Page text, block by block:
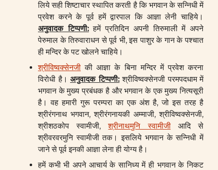
लिये सही शिष्टाचार स्थापित करती है कि भगवान के सन्निधी में
प्रवेश करने के पूर्व हमें द्वारपाल कि आज्ञा लेनी चाहिये।
अनुवादक टिप्पणी:हमें प्रतिदिन अपनी तिरुमाली में अपने
पेरुमाल के तिरुवाराधन से पूर्व भी, इस पाशुर के गान के पश्चात
ही मन्दिर के पट खोलने चाहिये।
श्रीविष्वक्सेनजी की आज्ञा के बिना मन्दिर में प्रवेश करना
विरोधी है। अनुवादक टिप्पणी:श्रीविष्वक्सेनजी परमपदधाम में
भगवान के मुख्य प्रबंधक है और भगवान के एक मुख्य नित्यसूरी
है। वह हमारी गुरू परम्परा का एक अंश है, जो इस तरह है
श्रीरंगनाथ भगवान, श्रीरंगनायकी अम्माजी, श्रीविष्वक्सेनजी,
श्रीशठकोप स्वामीजी,श्रीनाथमुनि स्वामीजीआदि से
श्रीवरवरमुनि स्वामीजी तक। इसलिये भगवान के सन्निधी में
जाने से पूर्व इनकी आज्ञा लेना ही योग्य है।
हमें कभी भी अपने आचार्य के सानिध्य में ही भगवान के निकट